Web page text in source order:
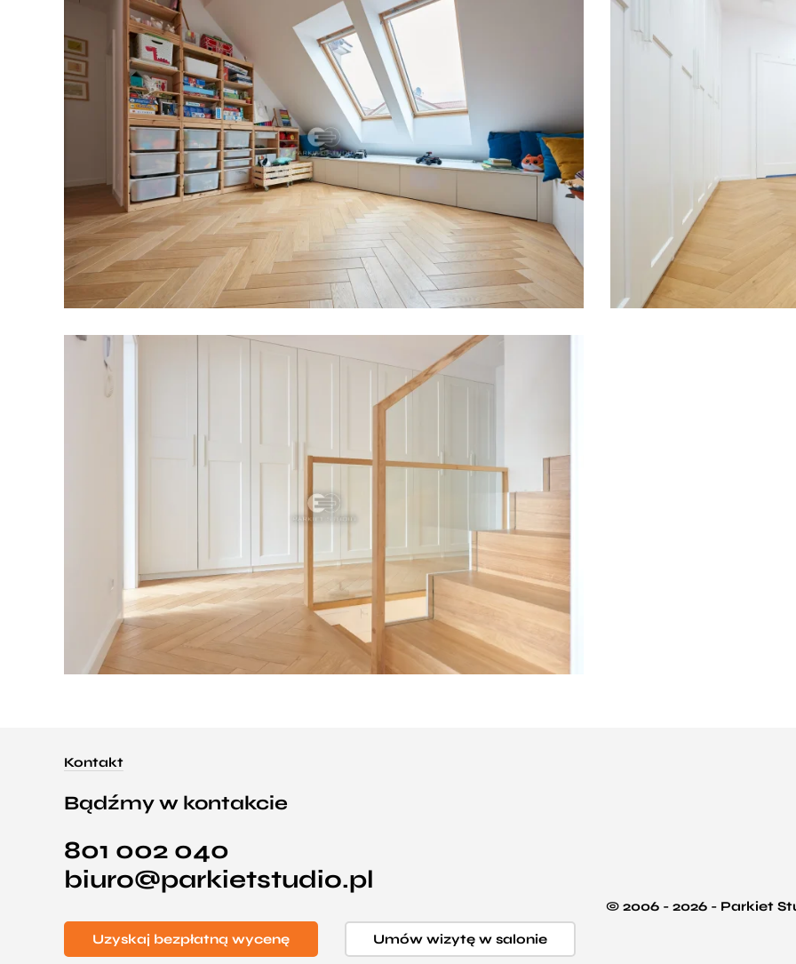
Kontakt
Bądźmy w kontakcie
801 002 040
biuro@parkietstudio.pl
Uzyskaj bezpłatną wycenę Umów wizytę w salonie
© 2006 - 2026 - Parkiet